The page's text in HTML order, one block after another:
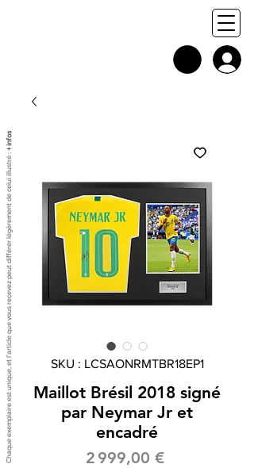
SKU : LCSAONRMTBR18EP1
Maillot Brésil 2018 signé
par Neymar Jr et
encadré
2 999,00 €Prix
Chaque exemplaire est unique, et l'article que vous recevez peut différer légèrement de celui illustré :
+ infos